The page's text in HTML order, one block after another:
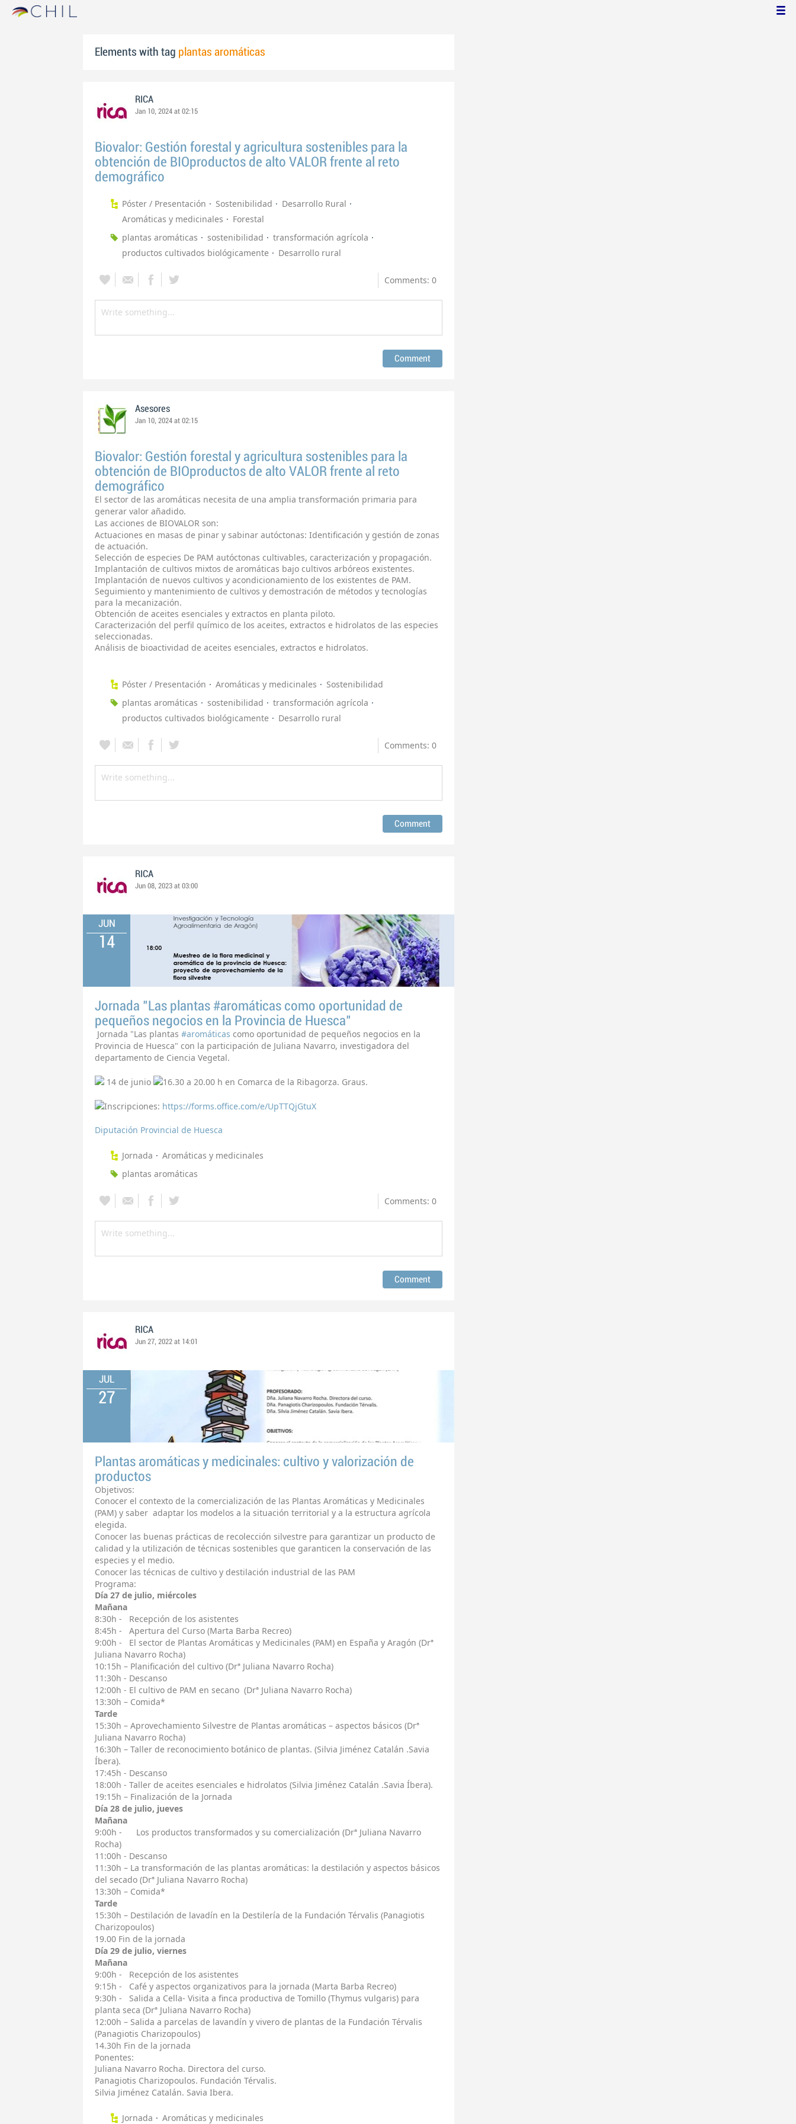
Elements with tag plantas aromáticas
RICA
Jan 10, 2024 at 02:15
Biovalor: Gestión forestal y agricultura sostenibles para la
obtención de BIOproductos de alto VALOR frente al reto
demográfico
Póster / Presentación Sostenibilidad
Desarrollo Rural
Aromáticas y medicinales
Forestal
plantas aromáticas
sostenibilidad
transformación agrícola
productos cultivados biológicamente
Desarrollo rural
Comments: 0
Asesores
Jan 10, 2024 at 02:15
Biovalor: Gestión forestal y agricultura sostenibles para la
obtención de BIOproductos de alto VALOR frente al reto
demográfico
El sector de las aromáticas necesita de una amplia transformación primaria para
generar valor añadido.
Las acciones de BIOVALOR son:
Actuaciones en masas de pinar y sabinar autóctonas: Identificación y gestión de zonas
de actuación.
Selección de especies De PAM autóctonas cultivables, caracterización y propagación.
Implantación de cultivos mixtos de aromáticas bajo cultivos arbóreos existentes.
Implantación de nuevos cultivos y acondicionamiento de los existentes de PAM.
Seguimiento y mantenimiento de cultivos y demostración de métodos y tecnologías
para la mecanización.
Obtención de aceites esenciales y extractos en planta piloto.
Caracterización del perfil químico de los aceites, extractos e hidrolatos de las especies
seleccionadas.
Análisis de bioactividad de aceites esenciales, extractos e hidrolatos.
Póster / Presentación Aromáticas y medicinales
Sostenibilidad
plantas aromáticas
sostenibilidad
transformación agrícola
productos cultivados biológicamente
Desarrollo rural
Comments: 0
RICA
Jun 08, 2023 at 03:00
JUN
14
Jornada "Las plantas #aromáticas como oportunidad de
pequeños negocios en la Provincia de Huesca"
Jornada "Las plantas #aromáticas como oportunidad de pequeños negocios en la
Provincia de Huesca" con la participación de Juliana Navarro, investigadora del
departamento de Ciencia Vegetal.
14 de junio 16.30 a 20.00 h en Comarca de la Ribagorza. Graus.
Inscripciones: https://forms.office.com/e/UpTTQjGtuX
Diputación Provincial de Huesca
Jornada
Aromáticas y medicinales
plantas aromáticas
Comments: 0
RICA
Jun 27, 2022 at 14:01
JUL
27
Plantas aromáticas y medicinales: cultivo y valorización de
productos
Objetivos:
Conocer el contexto de la comercialización de las Plantas Aromáticas y Medicinales
(PAM) y saber adaptar los modelos a la situación territorial y a la estructura agrícola
elegida.
Conocer las buenas prácticas de recolección silvestre para garantizar un producto de
calidad y la utilización de técnicas sostenibles que garanticen la conservación de las
especies y el medio.
Conocer las técnicas de cultivo y destilación industrial de las PAM
Programa:
Día 27 de julio, miércoles
Mañana
8:30h - Recepción de los asistentes
8:45h - Apertura del Curso (Marta Barba Recreo)
9:00h - El sector de Plantas Aromáticas y Medicinales (PAM) en España y Aragón (Drª
Juliana Navarro Rocha)
10:15h – Planificación del cultivo (Drª Juliana Navarro Rocha)
11:30h - Descanso
12:00h - El cultivo de PAM en secano (Drª Juliana Navarro Rocha)
13:30h – Comida*
Tarde
15:30h – Aprovechamiento Silvestre de Plantas aromáticas – aspectos básicos (Drª
Juliana Navarro Rocha)
16:30h – Taller de reconocimiento botánico de plantas. (Silvia Jiménez Catalán .Savia
Íbera).
17:45h - Descanso
18:00h - Taller de aceites esenciales e hidrolatos (Silvia Jiménez Catalán .Savia Íbera).
19:15h – Finalización de la Jornada
Día 28 de julio, jueves
Mañana
9:00h - Los productos transformados y su comercialización (Drª Juliana Navarro
Rocha)
11:00h - Descanso
11:30h – La transformación de las plantas aromáticas: la destilación y aspectos básicos
del secado (Drª Juliana Navarro Rocha)
13:30h – Comida*
Tarde
15:30h – Destilación de lavadín en la Destilería de la Fundación Térvalis (Panagiotis
Charizopoulos)
19.00 Fin de la jornada
Día 29 de julio, viernes
Mañana
9:00h - Recepción de los asistentes
9:15h - Café y aspectos organizativos para la jornada (Marta Barba Recreo)
9:30h - Salida a Cella- Visita a finca productiva de Tomillo (Thymus vulgaris) para
planta seca (Drª Juliana Navarro Rocha)
12:00h – Salida a parcelas de lavandín y vivero de plantas de la Fundación Térvalis
(Panagiotis Charizopoulos)
14.30h Fin de la jornada
Ponentes:
Juliana Navarro Rocha. Directora del curso.
Panagiotis Charizopoulos. Fundación Térvalis.
Silvia Jiménez Catalán. Savia Ibera.
Jornada Aromáticas y medicinales